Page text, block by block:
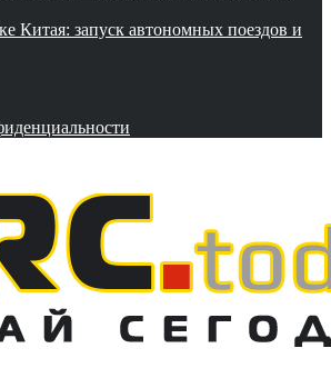
Китая: запуск автономных поездов и